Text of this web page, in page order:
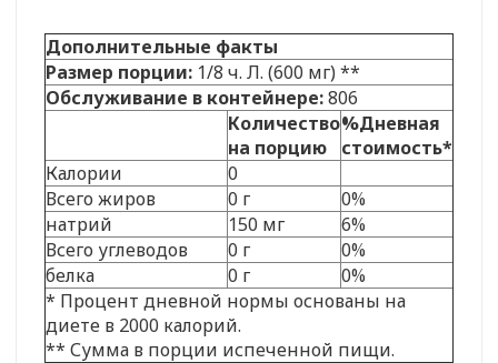
Дополнительные факты
Размер порции: 1/8 ч. Л. (600 мг) **
Обслуживание в контейнере:806
Количество
на порцию
%Дневная
стоимость*
Калории
0
Всего жиров
0 г
0%
натрий
150 мг
6%
Всего углеводов
0 г
0%
белка
0 г
0%
* Процент дневной нормы основаны на
диете в 2000 калорий.
** Сумма в порции испеченной пищи.